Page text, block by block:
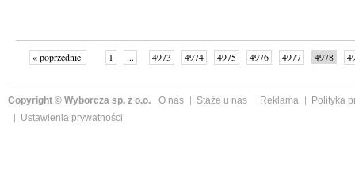
« poprzednie 1 ... 4973 4974 4975 4976 4977 4978
Copyright © Wyborcza sp. z o.o. O nas Staże u nas Reklama
Polityka
Ustawienia prywatności